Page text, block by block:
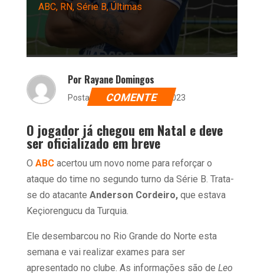
ABC, RN, Série B,Últimas
Por Rayane Domingos
Postado dia 27 de julho de 2023
COMENTE
O jogador já chegou em Natal e deve
ser oficializado em breve
O ABCacertou um novo nome para reforçar o
ataque do time no segundo turno da Série B. Trata-
se do atacante Anderson Cordeiro, que estava
Keçiorengucu da Turquia.
Ele desembarcou no Rio Grande do Norte esta
semana e vai realizar exames para ser
apresentado no clube. As informações são de Leo